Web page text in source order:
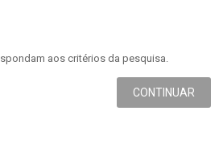
aos critérios da pesquisa.
CONTINUAR